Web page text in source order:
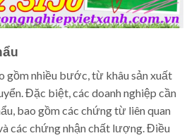
gồm nhiều bước, từ khâu sản xuất
Đặc biệt, các doanh nghiệp cần
bao gồm các chứng từ liên quan
các chứng nhận chất lượng. Điều